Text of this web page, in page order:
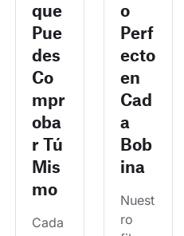
que
Pue
des
Co
mpr
oba
r Tú
Mis
mo
Cada
o
Perf
ecto
en
Cad
a
Bob
ina
Nuest
ro